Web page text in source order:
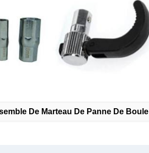
De Marteau De Panne De Boule